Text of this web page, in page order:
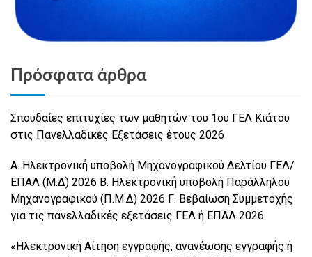
Πρόσφατα άρθρα
Σπουδαίες επιτυχίες των μαθητών του 1ου ΓΕΛ Κιάτου
στις Πανελλαδικές Εξετάσεις έτους 2026
Α. Ηλεκτρονική υποβολή Μηχανογραφικού Δελτίου ΓΕΛ/
ΕΠΑΛ (Μ.Δ) 2026 Β. Ηλεκτρονική υποβολή Παράλληλου
Μηχανογραφικού (Π.Μ.Δ) 2026 Γ. Βεβαίωση Συμμετοχής
για τις πανελλαδικές εξετάσεις ΓΕΛ ή ΕΠΑΛ 2026
«Ηλεκτρονική Αίτηση εγγραφής, ανανέωσης εγγραφής ή